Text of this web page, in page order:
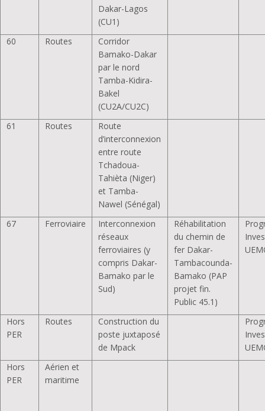
Dakar-Lagos
(CU1)
60
Routes
Corridor
Bamako-Dakar
par le nord
Tamba-Kidira-
Bakel
(CU2A/CU2C)
61
Routes
Route
d’interconnexion
entre route
Tchadoua-
Tahièta (Niger)
et Tamba-
Nawel (Sénégal)
67
Ferroviaire
Interconnexion
réseaux
ferroviaires (y
compris Dakar-
Bamako par le
Sud)
Réhabilitation
du chemin de
fer Dakar-
Tambacounda-
Bamako (PAP
projet fin.
Public 45.1)
Hors
PER
Routes
Construction du
poste juxtaposé
de Mpack
Hors
PER
Aérien et
maritime